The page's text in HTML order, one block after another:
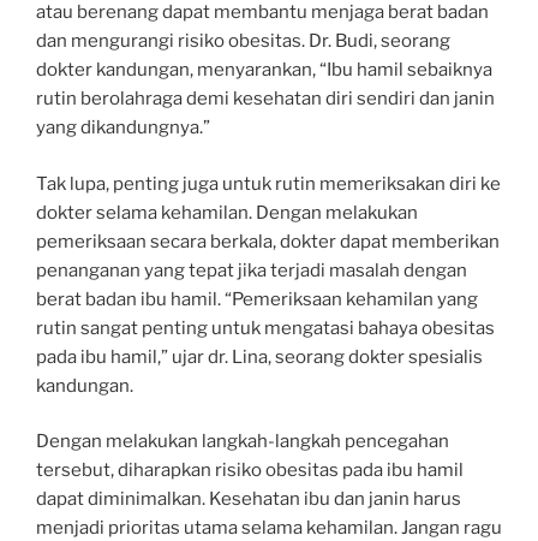
atau berenang dapat membantu menjaga berat badan
dan mengurangi risiko obesitas. Dr. Budi, seorang
dokter kandungan, menyarankan, “Ibu hamil sebaiknya
rutin berolahraga demi kesehatan diri sendiri dan janin
yang dikandungnya.”
Tak lupa, penting juga untuk rutin memeriksakan diri ke
dokter selama kehamilan. Dengan melakukan
pemeriksaan secara berkala, dokter dapat memberikan
penanganan yang tepat jika terjadi masalah dengan
berat badan ibu hamil. “Pemeriksaan kehamilan yang
rutin sangat penting untuk mengatasi bahaya obesitas
pada ibu hamil,” ujar dr. Lina, seorang dokter spesialis
kandungan.
Dengan melakukan langkah-langkah pencegahan
tersebut, diharapkan risiko obesitas pada ibu hamil
dapat diminimalkan. Kesehatan ibu dan janin harus
menjadi prioritas utama selama kehamilan. Jangan ragu